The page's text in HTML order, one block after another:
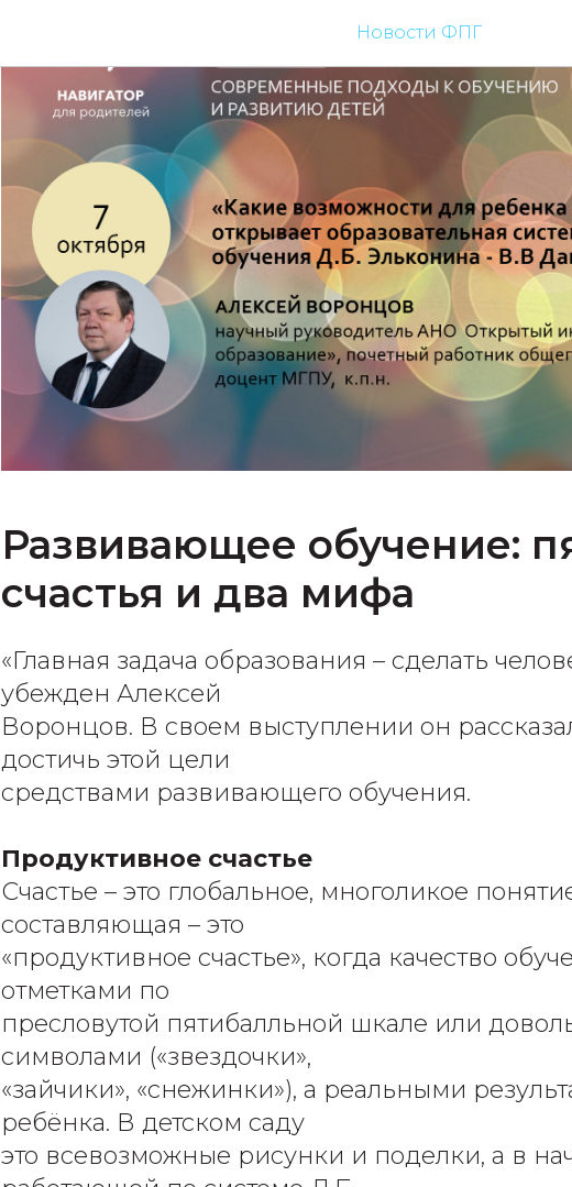
Новости ФПГ
Развивающее обучение:
счастья и два мифа
«Главная задача образования – сделать
убежден Алексей
Воронцов. В своем выступлении он
достичь этой цели
средствами развивающего обучения.
Продуктивное счастье
Счастье – это глобальное, многоликое
составляющая – это
«продуктивное счастье», когда качество
отметками по
пресловутой пятибалльной шкале или
символами («звездочки»,
«зайчики», «снежинки»), а реальными
ребёнка. В детском саду
это всевозможные рисунки и поделки, а в